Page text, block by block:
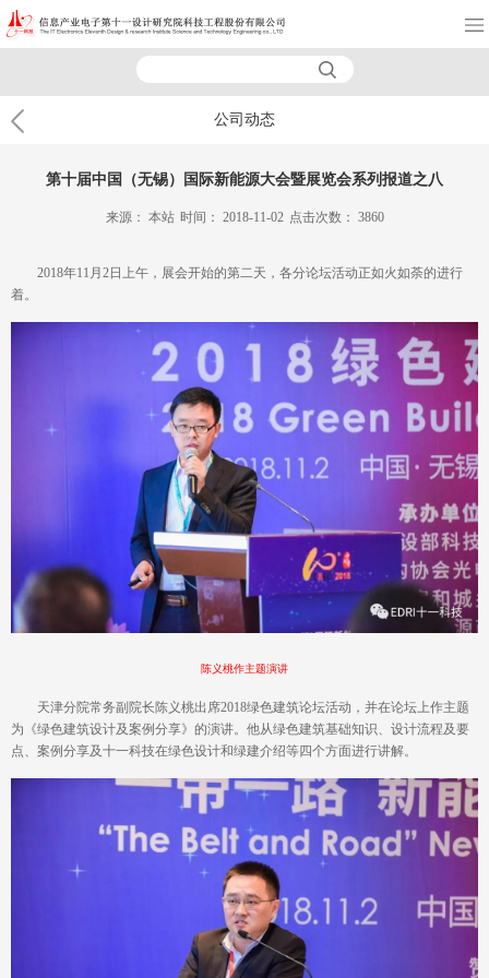
公司动态
第十届中国（无锡）国际新能源大会暨展览会系列报道之八
来源： 本站 时间： 2018-11-02 点击次数： 3860
2018年11月2日上午，展会开始的第二天，各分论坛活动正如火如荼的进行
着。
陈义桃作主题演讲
天津分院常务副院长陈义桃出席2018绿色建筑论坛活动，并在论坛上作主题
为《绿色建筑设计及案例分享》的演讲。他从绿色建筑基础知识、设计流程及要
点、案例分享及十一科技在绿色设计和绿建介绍等四个方面进行讲解。